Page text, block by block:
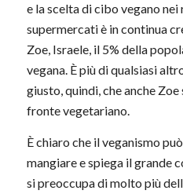
e la scelta di cibo vegano
supermercati è in continua
Zoe, Israele, il 5% della
vegana. È più di qualsiasi
giusto, quindi, che anche
fronte vegetariano.
È chiaro che il veganismo
mangiare e spiega il grande
si preoccupa di molto più